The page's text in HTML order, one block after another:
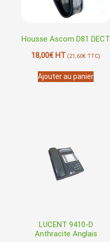
Housse Ascom D81 DECT
18,00€HT (21,60€ TTC)
Ajouter au panier
LUCENT 9410-D
Anthracite Anglais